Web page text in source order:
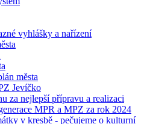
vyhlášky a nařízení
města
Jevíčko
za nejlepší přípravu a realizaci
MPR a MPZ za rok 2024
v kresbě - pečujeme o kulturní